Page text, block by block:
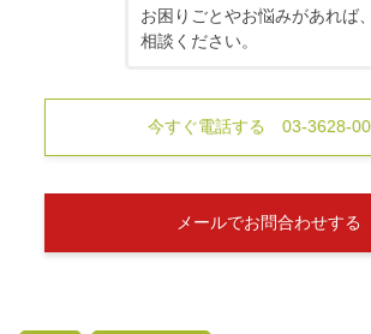
お困りごとやお悩みがあれば
相談ください。
今すぐ電話する 03-3628-
メールでお問合わせする